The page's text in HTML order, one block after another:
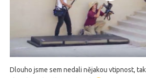
Dlouho jsme sem nedali nějakou vtipnost,